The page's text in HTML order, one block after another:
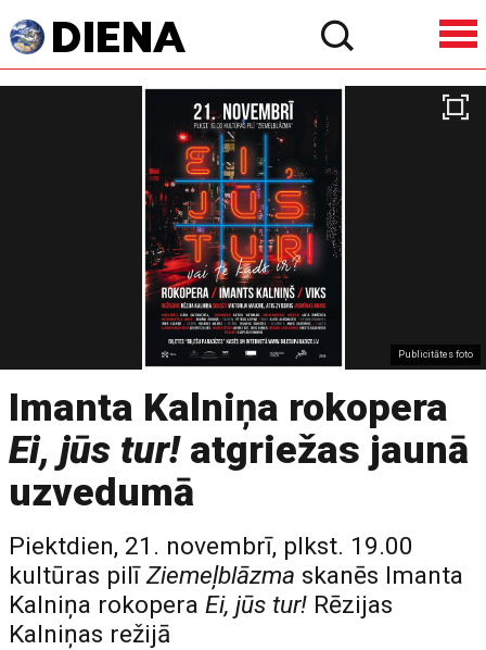
Publicitātes foto
Imanta Kalniņa rokopera
Ei, jūs tur!atgriežas jaunā
uzvedumā
Piektdien, 21. novembrī, plkst. 19.00
kultūras pilīZiemeļblāzma skanēs Imanta
Kalniņa rokoperaEi, jūs tur! Rēzijas
Kalniņas režijā